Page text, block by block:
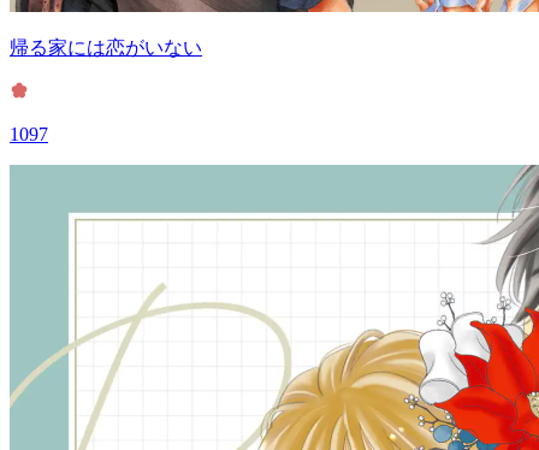
帰る家には恋がいない
1097